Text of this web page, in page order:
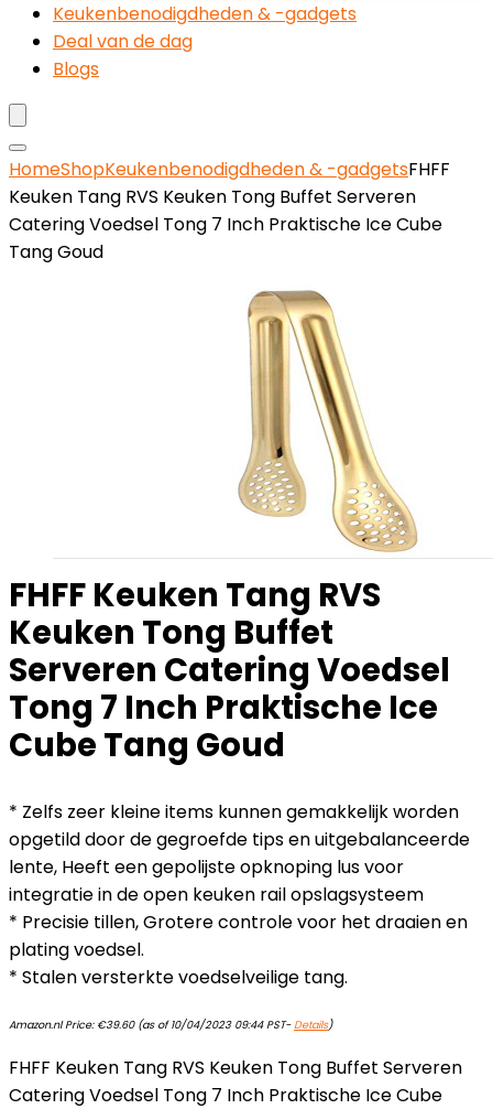
Keukenbenodigdheden & -gadgets
Deal van de dag
Blogs
HomeShopKeukenbenodigdheden & -gadgetsFHFF
Keuken Tang RVS Keuken Tong Buffet Serveren
Catering Voedsel Tong 7 Inch Praktische Ice Cube
Tang Goud
FHFF Keuken Tang RVS
Keuken Tong Buffet
Serveren Catering Voedsel
Tong 7 Inch Praktische Ice
Cube Tang Goud
* Zelfs zeer kleine items kunnen gemakkelijk worden
opgetild door de gegroefde tips en uitgebalanceerde
lente, Heeft een gepolijste opknoping lus voor
integratie in de open keuken rail opslagsysteem
* Precisie tillen, Grotere controle voor het draaien en
plating voedsel.
* Stalen versterkte voedselveilige tang.
Amazon.nl Price: €39.60(as of 10/04/2023 09:44 PST-Details)
FHFF Keuken Tang RVS Keuken Tong Buffet Serveren
Catering Voedsel Tong 7 Inch Praktische Ice Cube